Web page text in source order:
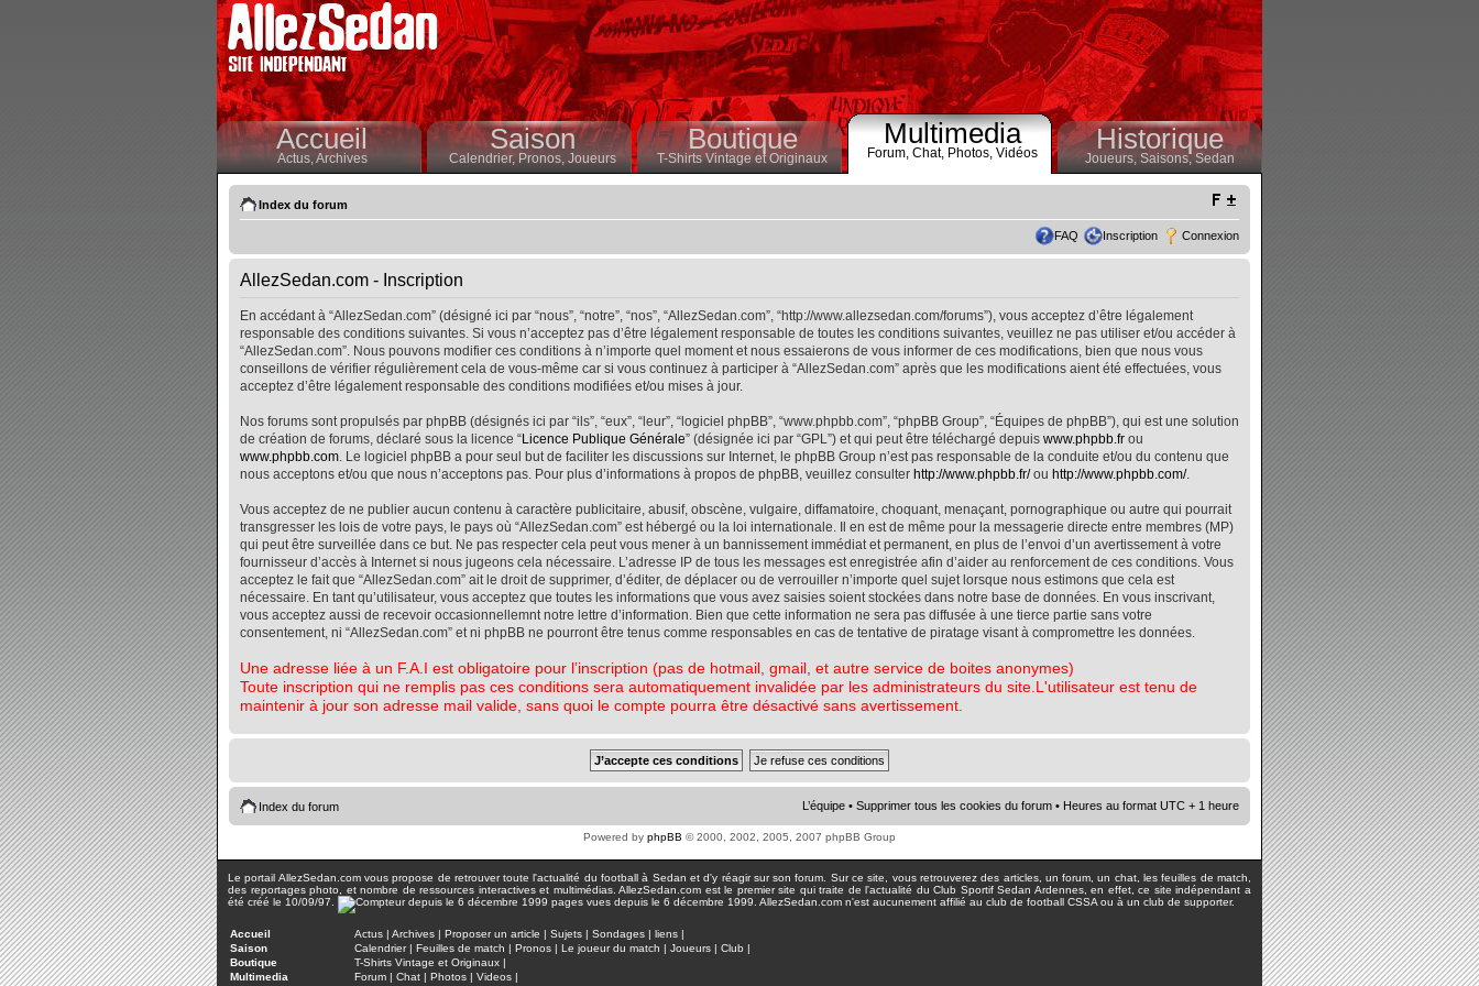
Accueil
Actus,Archives
Saison
Calendrier,Pronos, Joueurs
Boutique
T-Shirts Vintage et Originaux
Multimedia
Forum, Chat, Photos, Vidéos Historique
Joueurs, Saisons,Sedan
Index du forum
FAQ Inscription Connexion
AllezSedan.com - Inscription
En accédant à “AllezSedan.com” (désigné ici par “nous”, “notre”, “nos”, “AllezSedan.com”, “http://www.allezsedan.com/forums”), vous acceptez d’être légalement
responsable des conditions suivantes. Si vous n’acceptez pas d’être légalement responsable de toutes les conditions suivantes, veuillez ne pas utiliser et/ou accéder à
“AllezSedan.com”. Nous pouvons modifier ces conditions à n’importe quel moment et nous essaierons de vous informer de ces modifications, bien que nous vous
conseillons de vérifier régulièrement cela de vous-même car si vous continuez à participer à “AllezSedan.com” après que les modifications aient été effectuées, vous
acceptez d’être légalement responsable des conditions modifiées et/ou mises à jour.
Nos forums sont propulsés par phpBB (désignés ici par “ils”, “eux”, “leur”, “logiciel phpBB”, “www.phpbb.com”, “phpBB Group”, “Équipes de phpBB”), qui est une solution
de création de forums, déclaré sous la licence “Licence Publique Générale” (désignée ici par “GPL”) et qui peut être téléchargé depuis www.phpbb.fr ou
www.phpbb.com. Le logiciel phpBB a pour seul but de faciliter les discussions sur Internet, le phpBB Group n’est pas responsable de la conduite et/ou du contenu que
nous acceptons et/ou que nous n’acceptons pas. Pour plus d’informations à propos de phpBB, veuillez consulter http://www.phpbb.fr/ou http://www.phpbb.com/.
Vous acceptez de ne publier aucun contenu à caractère publicitaire, abusif, obscène, vulgaire, diffamatoire, choquant, menaçant, pornographique ou autre qui pourrait
transgresser les lois de votre pays, le pays où “AllezSedan.com” est hébergé ou la loi internationale. Il en est de même pour la messagerie directe entre membres (MP)
qui peut être surveillée dans ce but. Ne pas respecter cela peut vous mener à un bannissement immédiat et permanent, en plus de l’envoi d’un avertissement à votre
fournisseur d’accès à Internet si nous jugeons cela nécessaire. L’adresse IP de tous les messages est enregistrée afin d’aider au renforcement de ces conditions. Vous
acceptez le fait que “AllezSedan.com” ait le droit de supprimer, d’éditer, de déplacer ou de verrouiller n’importe quel sujet lorsque nous estimons que cela est
nécessaire. En tant qu’utilisateur, vous acceptez que toutes les informations que vous avez saisies soient stockées dans notre base de données. En vous inscrivant,
vous acceptez aussi de recevoir occasionnellemnt notre lettre d’information. Bien que cette information ne sera pas diffusée à une tierce partie sans votre
consentement, ni “AllezSedan.com” et ni phpBB ne pourront être tenus comme responsables en cas de tentative de piratage visant à compromettre les données.
Une adresse liée à un F.A.I est obligatoire pour l’inscription (pas de hotmail, gmail, et autre service de boites anonymes)
Toute inscription qui ne remplis pas ces conditions sera automatiquement invalidée par les administrateurs du site.L'utilisateur est tenu de
maintenir à jour son adresse mail valide, sans quoi le compte pourra être désactivé sans avertissement.
Index du forum L’équipe • Supprimer tous les cookies du forum • Heures au format UTC + 1 heure
Powered by phpBB © 2000, 2002, 2005, 2007 phpBB Group
Le portail AllezSedan.com vous propose de retrouver toute l'actualité du football à Sedan et d'y réagir sur son forum. Sur ce site, vous retrouverez des articles, un forum, un chat, les feuilles de match,
des reportages photo, et nombre de ressources interactives et multimédias. AllezSedan.com est le premier site qui traite de l'actualité du Club Sportif Sedan Ardennes, en effet, ce site indépendant a
été créé le 10/09/97.
pages vues depuis le 6 décembre 1999. AllezSedan.com n'est aucunement affilié au club de football CSSA ou à un club de supporter.
Accueil Actus | Archives | Proposer un article | Sujets | Sondages | liens |
Saison
Calendrier| Feuilles de match | Pronos | Le joueur du match | Joueurs | Club |
Boutique
T-Shirts Vintage et Originaux |
Multimedia
Forum | Chat | Photos | Videos |